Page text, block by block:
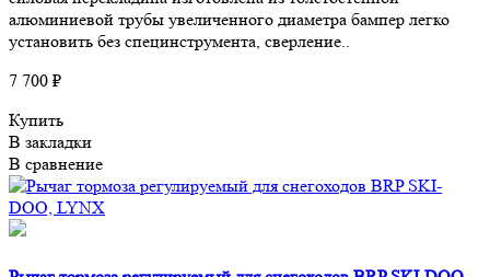
алюминиевой трубы увеличенного диаметра бампер легко
установить без специнструмента, сверление..
7 700 ₽
Купить
В закладки
В сравнение